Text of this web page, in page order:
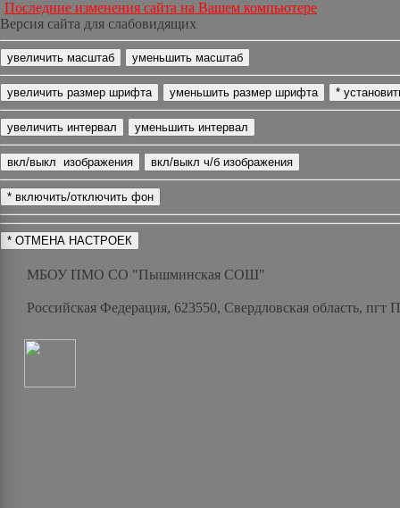
Последние изменения сайта на Вашем компьютере
Версия сайта для слабовидящих
МБОУ ПМО СО "Пышминская СОШ"
Российская Федерация, 623550, Свердловская область,